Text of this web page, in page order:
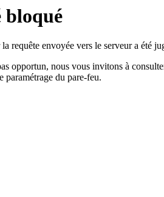
bloqué
requête envoyée vers le serveur a été
opportun, nous vous invitons à
paramétrage du pare-feu.